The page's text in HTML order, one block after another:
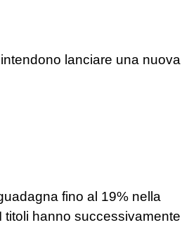
lanciare una nuova
fino al 19% nella
hanno successivamente